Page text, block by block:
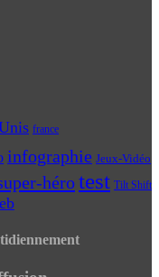
france
infographie Jeux-Vidéo
hérotest Tilt Shift